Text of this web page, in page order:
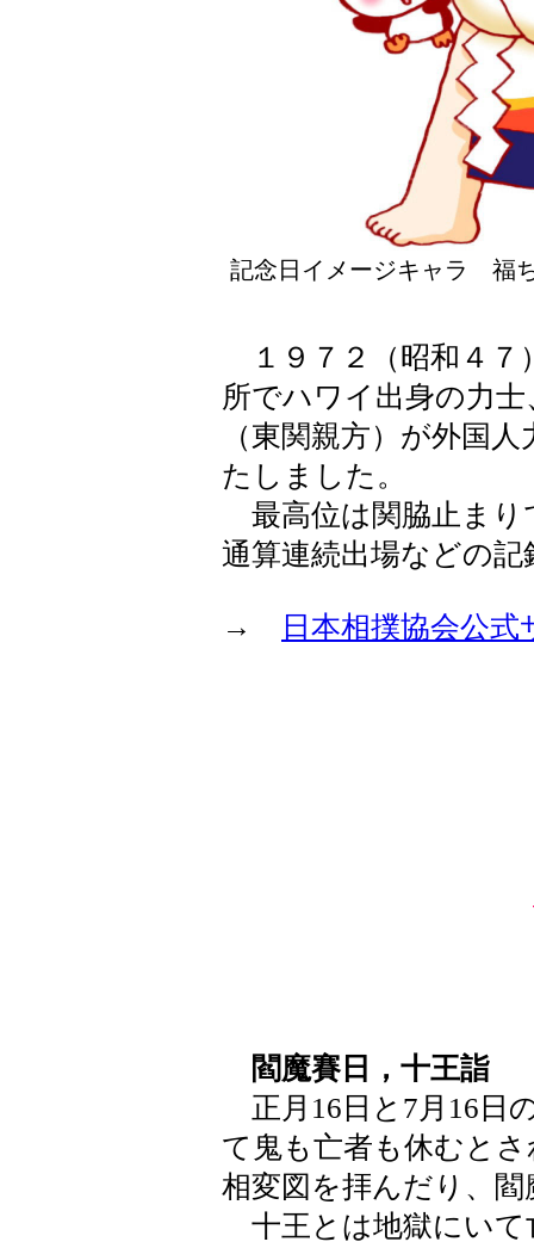
記念日イメージキャラ 福
１９７２（昭和４７
所でハワイ出身の力
（東関親方）が外国
たしました。
最高位は関脇止まり
通算連続出場などの
→ 日本相撲協会公式
閻魔賽日，十王詣
正月16日と7月16日
て鬼も亡者も休むと
相変図を拝んだり、
十王とは地獄にいて